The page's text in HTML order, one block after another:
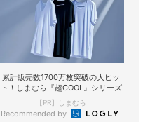
累計販売数1700万枚突破の大ヒッ
ト！しまむら『超COOL』シリーズ
【PR】しまむら
Recommended by